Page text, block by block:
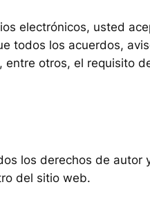
electrónicos, usted
todos los acuerdos,
otros, el requisito
los derechos de
del sitio web.